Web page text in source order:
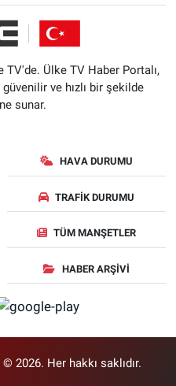
TV'de. Ülke TV Haber Portalı,
ve hızlı bir şekilde
sunar.
HAVA DURUMU
TRAFIK DURUMU
TÜM MANŞETLER
HABER ARŞIVI
2026. Her hakkı saklıdır.